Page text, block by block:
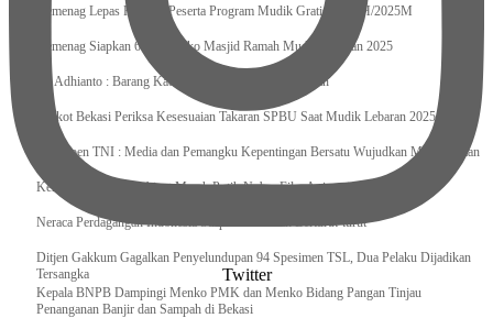
Kemenag Lepas Ratusan Peserta Program Mudik Gratis 1446 H/2025M
Kemenag Siapkan 6.180 Posko Masjid Ramah Mudik Lebaran 2025
Tri Adhianto : Barang Kadaluarsa Segera di Kembalikan
Walkot Bekasi Periksa Kesesuaian Takaran SPBU Saat Mudik Lebaran 2025
Kapuspen TNI : Media dan Pemangku Kepentingan Bersatu Wujudkan Mudik Aman
Kemenekraf Ajak Kabinet Merah Putih Nobar Film Animasi Jumbo
Neraca Perdagangan Indonesia Surplus 58 Bulan Berturut-turut
Ditjen Gakkum Gagalkan Penyelundupan 94 Spesimen TSL, Dua Pelaku Dijadikan
Tersangka
Kepala BNPB Dampingi Menko PMK dan Menko Bidang Pangan Tinjau
Penanganan Banjir dan Sampah di Bekasi
Twitter